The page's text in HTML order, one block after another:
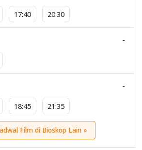
17:40 20:30
-
18:45 21:35
-
Film di Bioskop Lain »